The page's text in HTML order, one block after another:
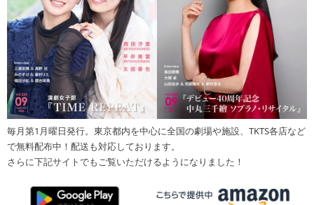
毎月第1月曜日発行。東京都内を中心に全国の劇場や施設、TKTS各店など
で無料配布中！配送も対応しております。
さらに下記サイトでもご覧いただけるようになりました！